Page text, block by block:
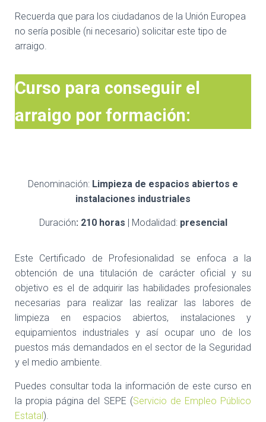
Recuerda que para los ciudadanos de la Unión Europea
no sería posible (ni necesario) solicitar este tipo de
arraigo.
Curso para conseguir el
arraigo por formación:
Denominación: Limpieza de espacios abiertos e
instalaciones industriales
Duración: 210 horas | Modalidad: presencial
Este Certificado de Profesionalidad se enfoca a la
obtención de una titulación de carácter oficial y su
objetivo es el de adquirir las habilidades profesionales
necesarias para realizar las realizar las labores de
limpieza en espacios abiertos, instalaciones y
equipamientos industriales y así ocupar uno de los
puestos más demandados en el sector de la Seguridad
y el medio ambiente.
Puedes consultar toda la información de este curso en
la propia página del SEPE (Servicio de Empleo Público
Estatal).